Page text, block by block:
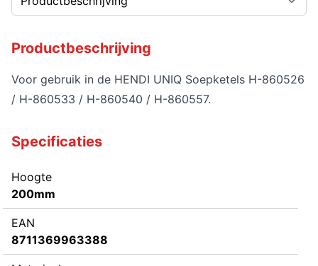
Productbeschrijving
Voor gebruik in de HENDI UNIQ Soepketels H-860526
/ H-860533 / H-860540 / H-860557.
Specificaties
Hoogte
200mm
EAN
8711369963388